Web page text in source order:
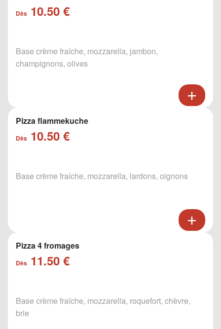
Dès 10.50 €
Base crème fraîche, mozzarella, jambon,
champignons, olives
Pizza flammekuche
Dès 10.50 €
Base crème fraîche, mozzarella, lardons, oignons
Pizza 4 fromages
Dès 11.50 €
Base crème fraîche, mozzarella, roquefort, chèvre,
brie